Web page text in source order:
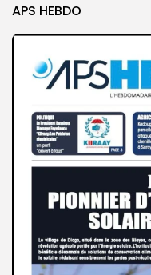
APS HEBDO